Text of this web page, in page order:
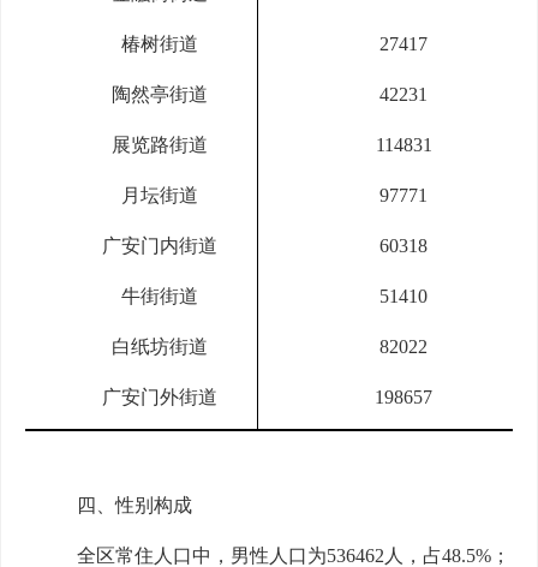
椿树街道 27417
陶然亭街道 42231
展览路街道 114831
月坛街道 97771
广安门内街道 60318
牛街街道 51410
白纸坊街道 82022
广安门外街道 198657
四、性别构成
全区常住人口中，男性人口为536462 人，占48.5% ；